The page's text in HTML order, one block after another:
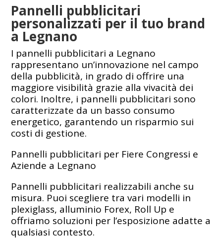
Pannelli pubblicitari
personalizzati per il tuo brand
a Legnano
I pannelli pubblicitari a Legnano
rappresentano un’innovazione nel campo
della pubblicità, in grado di offrire una
maggiore visibilità grazie alla vivacità dei
colori. Inoltre, i pannelli pubblicitari sono
caratterizzate da un basso consumo
energetico, garantendo un risparmio sui
costi di gestione.
Pannelli pubblicitari per Fiere Congressi e
Aziende a Legnano
Pannelli pubblicitari realizzabili anche su
misura. Puoi scegliere tra vari modelli in
plexiglass, alluminio Forex, Roll Up e
offriamo soluzioni per l’esposizione adatte a
qualsiasi contesto.